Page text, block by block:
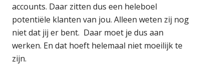
accounts. Daar zitten dus een heleboel
potentiële klanten van jou. Alleen weten zij nog
niet dat jij er bent. Daar moet je dus aan
werken. En dat hoeft helemaal niet moeilijk te
zijn.